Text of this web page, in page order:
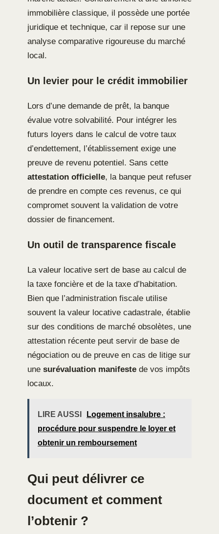
immobilière classique, il possède une portée
juridique et technique, car il repose sur une
analyse comparative rigoureuse du marché
local.
Un levier pour le crédit immobilier
Lors d’une demande de prêt, la banque
évalue votre solvabilité. Pour intégrer les
futurs loyers dans le calcul de votre taux
d’endettement, l’établissement exige une
preuve de revenu potentiel. Sans cette
attestation officielle, la banque peut refuser
de prendre en compte ces revenus, ce qui
compromet souvent la validation de votre
dossier de financement.
Un outil de transparence fiscale
La valeur locative sert de base au calcul de
la taxe foncière et de la taxe d’habitation.
Bien que l’administration fiscale utilise
souvent la valeur locative cadastrale, établie
sur des conditions de marché obsolètes, une
attestation récente peut servir de base de
négociation ou de preuve en cas de litige sur
une surévaluation manifeste de vos impôts
locaux.
LIRE AUSSI
Logement insalubre :
procédure pour suspendre le loyer et
obtenir un remboursement
Qui peut délivrer ce
document et comment
l’obtenir ?